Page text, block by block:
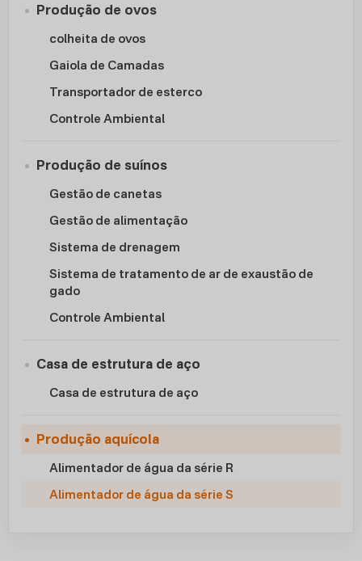
Produção de ovos
colheita de ovos
Gaiola de Camadas
Transportador de esterco
Controle Ambiental
Produção de suínos
Gestão de canetas
Gestão de alimentação
Sistema de drenagem
Sistema de tratamento de ar de exaustão de
gado
Controle Ambiental
Casa de estrutura de aço
Casa de estrutura de aço
Produção aquícola
Alimentador de água da série R
Alimentador de água da série S